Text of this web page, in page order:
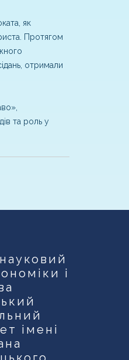
як
Протягом
отримали
та роль у
і
імені